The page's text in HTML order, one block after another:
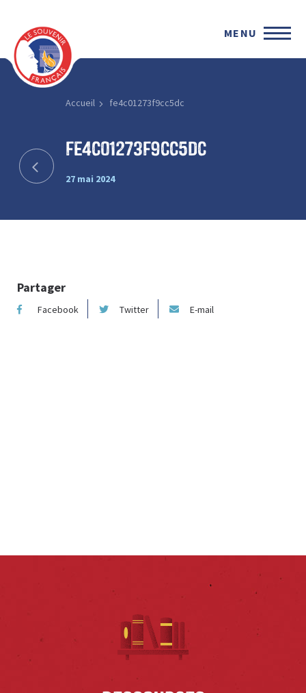
MENU
Accueil fe4c01273f9cc5dc
fe4c01273f9cc5dc
27 mai 2024
Partager
Facebook Twitter E-mail